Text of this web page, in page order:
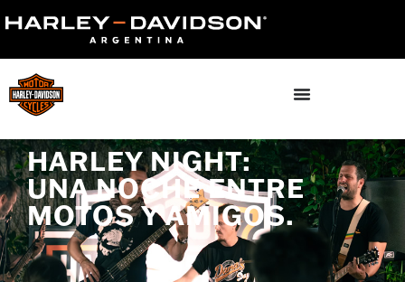
HARLEY NIGHT:
UNA NOCHE ENTRE
MOTOS Y AMIGOS.